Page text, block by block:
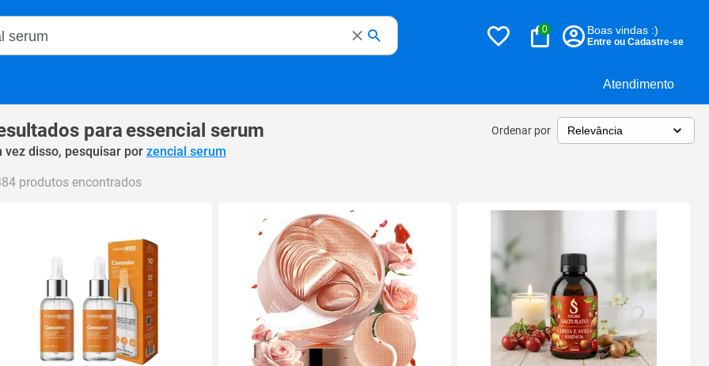
Atendimento
Magalu
0 Boas vindas :)
Entre ou Cadastre-se
paraessencial serum Ordenar por
vez disso, pesquisar por zencial serum
produtos encontrados